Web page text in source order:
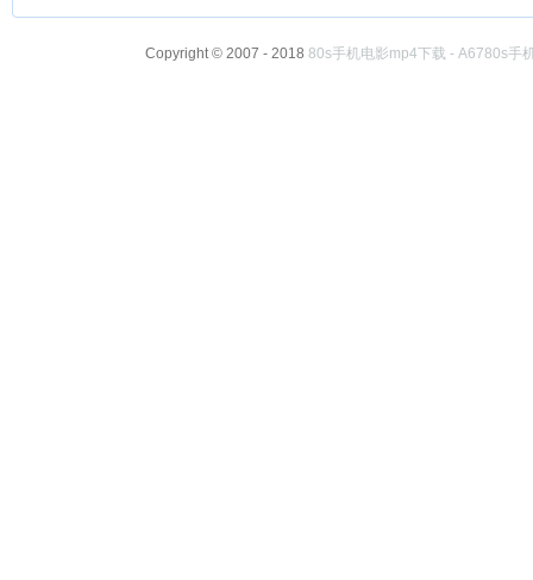
Copyright © 2007 - 2018 80s手机电影mp4下载 - A6780s手